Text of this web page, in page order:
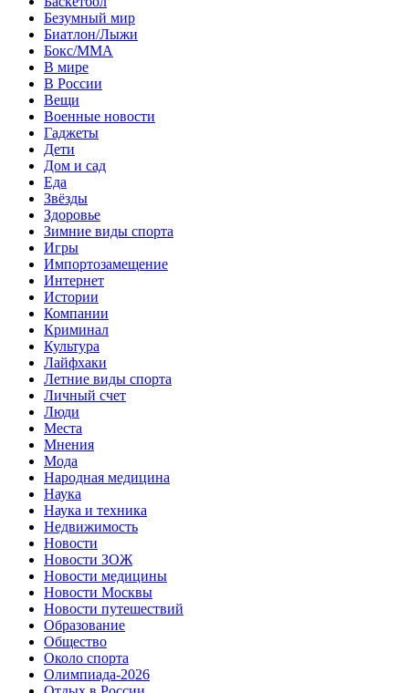
Безумный мир
Биатлон/Лыжи
Бокс/MMA
В мире
В России
Вещи
Военные новости
Гаджеты
Дети
Дом и сад
Еда
Звёзды
Здоровье
Зимние виды спорта
Игры
Импортозамещение
Интернет
Истории
Компании
Криминал
Культура
Лайфхаки
Летние виды спорта
Личный счет
Люди
Места
Мнения
Мода
Народная медицина
Наука
Наука и техника
Недвижимость
Новости
Новости ЗОЖ
Новости медицины
Новости Москвы
Новости путешествий
Образование
Общество
Около спорта
Олимпиада-2026